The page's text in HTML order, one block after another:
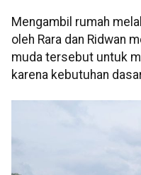
Mengambil rumah
oleh Rara dan Ridwan
muda tersebut untuk
karena kebutuhan